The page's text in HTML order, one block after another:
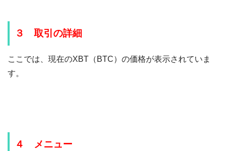
３ 取引の詳細
ここでは、現在のXBT（BTC）の価格が表示されていま
す。
４ メニュー